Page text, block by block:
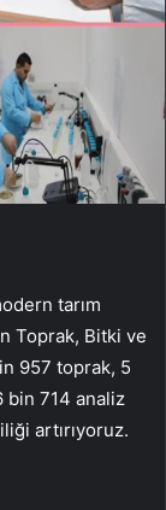
tarım
Toprak, Bitki ve
957 toprak, 5
bin 714 analiz
artırıyoruz.